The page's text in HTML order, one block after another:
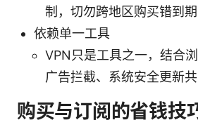
制，切勿跨地区购买错到期
依赖单一工具
VPN只是工具之一，结合浏
广告拦截、系统安全更新共
购买与订阅的省钱技